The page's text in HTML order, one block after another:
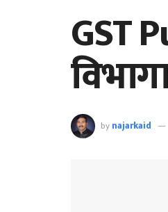
GST
bynajarkaid